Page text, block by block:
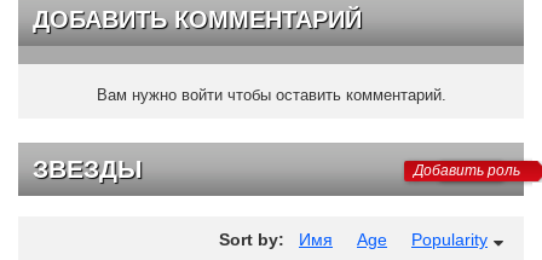
ДОБАВИТЬ КОММЕНТАРИЙ
Вам нужно войти чтобы оставить комментарий.
ЗВЕЗДЫ Добавить роль
Sort by: Имя Age Popularity